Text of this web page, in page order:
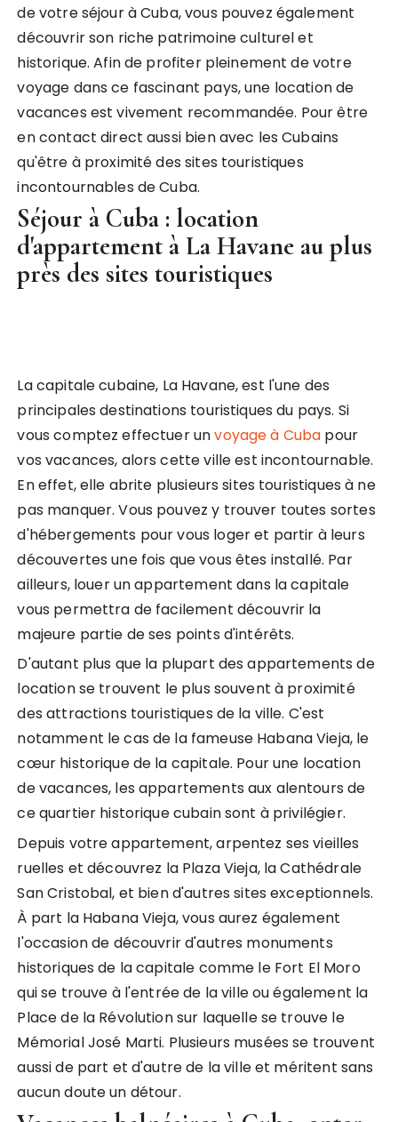
de votre séjour à Cuba, vous pouvez également
découvrir son riche patrimoine culturel et
historique. Afin de profiter pleinement de votre
voyage dans ce fascinant pays, une location de
vacances est vivement recommandée. Pour être
en contact direct aussi bien avec les Cubains
qu'être à proximité des sites touristiques
incontournables de Cuba.
Séjour à Cuba : location
d'appartement à La Havane au plus
près des sites touristiques
La capitale cubaine, La Havane, est l'une des
principales destinations touristiques du pays. Si
vous comptez effectuer unvoyage à Cuba pour
vos vacances, alors cette ville est incontournable.
En effet, elle abrite plusieurs sites touristiques à ne
pas manquer. Vous pouvez y trouver toutes sortes
d'hébergements pour vous loger et partir à leurs
découvertes une fois que vous êtes installé. Par
ailleurs, louer un appartement dans la capitale
vous permettra de facilement découvrir la
majeure partie de ses points d'intérêts.
D'autant plus que la plupart des appartements de
location se trouvent le plus souvent à proximité
des attractions touristiques de la ville. C'est
notamment le cas de la fameuse Habana Vieja, le
cœur historique de la capitale. Pour une location
de vacances, les appartements aux alentours de
ce quartier historique cubain sont à privilégier.
Depuis votre appartement, arpentez ses vieilles
ruelles et découvrez la Plaza Vieja, la Cathédrale
San Cristobal, et bien d'autres sites exceptionnels.
À part la Habana Vieja, vous aurez également
l'occasion de découvrir d'autres monuments
historiques de la capitale comme le Fort El Moro
qui se trouve à l'entrée de la ville ou également la
Place de la Révolution sur laquelle se trouve le
Mémorial José Marti. Plusieurs musées se trouvent
aussi de part et d'autre de la ville et méritent sans
aucun doute un détour.